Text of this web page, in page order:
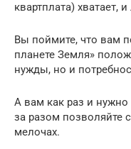
квартплата) хватает,
Вы поймите, что вам
планете Земля»
нужды, но и
А вам как раз и
за разом позволяйте
мелочах.